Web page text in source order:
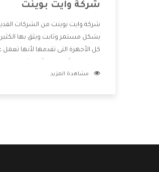
شركة وايت بوينت
شركة وايت بوينت من الشركات
بشكل مستمر وثابت ويثق بها
كل الأجهزة التى تقدمها لأنها
أفضل خدمات ما بعد البيع مع
مشاهدة المزيد